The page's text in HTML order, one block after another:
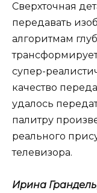
Сверхточная
передавать
алгоритмам
супер-
качество
удалось
палитру
реального
телевизора.
Ирина Грандель